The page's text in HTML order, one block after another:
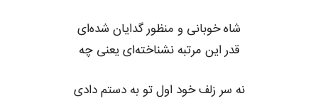
شاه خوبانی و منظور گدایان شده‌ای
قدر این مرتبه نشناخته‌ای یعنی چه
نه سر زلف خود اول تو به دستم دادی